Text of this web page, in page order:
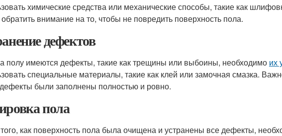
химические средства или механические способы, такие как
внимание на то, чтобы не повредить поверхность пола.
дефектов
полу имеются дефекты, такие как трещины или выбоины, необходимо их
специальные материалы, такие как клей или замочная смазка.
были заполнены полностью и ровно.
пола
как поверхность пола была очищена и устранены все дефекты,